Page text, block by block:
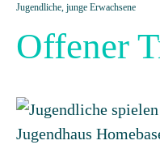
Jugendliche, junge Erwachsene
Offener